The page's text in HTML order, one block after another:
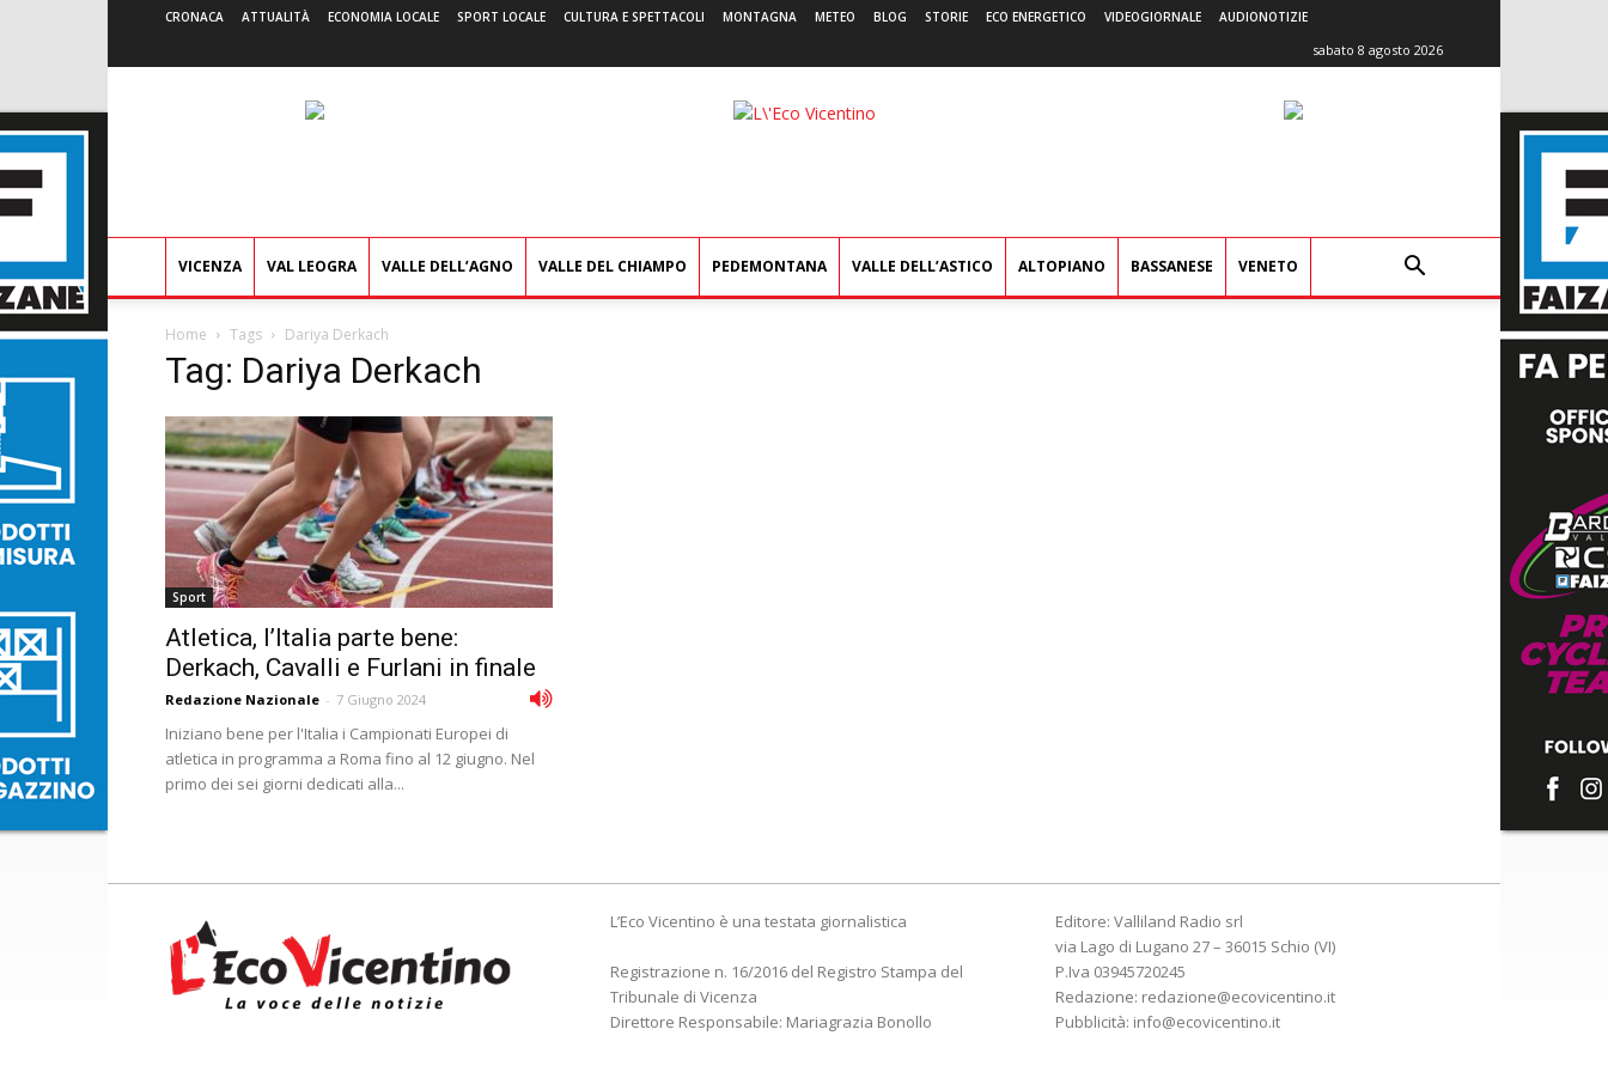
CRONACA ATTUALITÀ ECONOMIA LOCALE SPORT LOCALE CULTURA E SPETTACOLI MONTAGNA METEO BLOG STORIE ECO ENERGETICO VIDEOGIORNALE AUDIONOTIZIE
sabato 8 agosto 2026
L'Eco
VICENZA VAL LEOGRA VALLE DELL’AGNO VALLE DEL CHIAMPO PEDEMONTANA VALLE DELL’ASTICO ALTOPIANO BASSANESE VENETO
Home Tags Dariya Derkach
Tag: Dariya Derkach
Sport
Atletica, l’Italia parte bene:
Derkach, Cavalli e Furlani in finale
Redazione Nazionale - 7 Giugno 2024
Iniziano bene per l'Italia i Campionati Europei di
atletica in programma a Roma fino al 12 giugno. Nel
primo dei sei giorni dedicati alla...
L’Eco Vicentino è una testata giornalistica
Registrazione n. 16/2016 del Registro Stampa del
Tribunale di Vicenza
Direttore Responsabile: Mariagrazia Bonollo
Editore: Valliland Radio srl
via Lago di Lugano 27 – 36015 Schio (VI)
P.Iva 03945720245
Redazione: redazione@ecovicentino.it
Pubblicità: info@ecovicentino.it